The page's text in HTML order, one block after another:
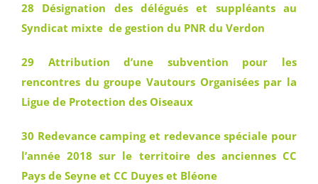
28 Désignation des délégués et suppléants au
Syndicat mixte de gestion du PNR du Verdon
29 Attribution d’une subvention pour les
rencontres du groupe Vautours Organisées par la
Ligue de Protection des Oiseaux
30 Redevance camping et redevance spéciale pour
l’année 2018 sur le territoire des anciennes CC
Pays de Seyne et CC Duyes et Bléone